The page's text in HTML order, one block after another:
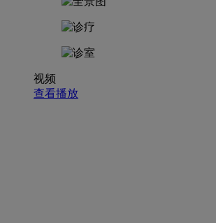
视频
查看播放